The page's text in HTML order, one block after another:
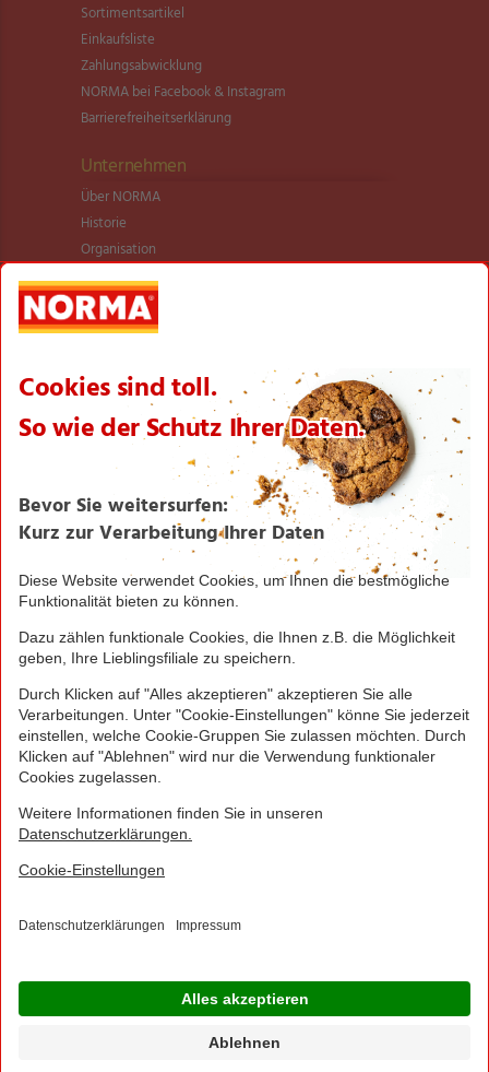
Sortimentsartikel
Einkaufsliste
Zahlungsabwicklung
NORMA bei Facebook & Instagram
Barrierefreiheitserklärung
Unternehmen
Über NORMA
Historie
Organisation
International
Logistik
Filialnetz
Karriere
Verantwortung/CSR
NORMA News
Seite drucken
Nach oben
Greifen Sie schnell zu! Alle angegebenen Preise in
Irrtümer durch Schreib-, Programmier- und
Datenübertragungsfehler sind vorbehalten.
© 2016 - 2026 NORMA Lebensmittelfilialbetrieb
Stiftung & Co. KG
Sitemap Kontakt
Barrierefreiheitserklärung Compliance
Jetzt Ihre NORMA Filiale auswählen und noch
mehr Angebote entdecken!
Geben Sie über "Meine Filiale" Ihre PLZ ein und sehen Sie alle Angebote aus Ihrer
Region.